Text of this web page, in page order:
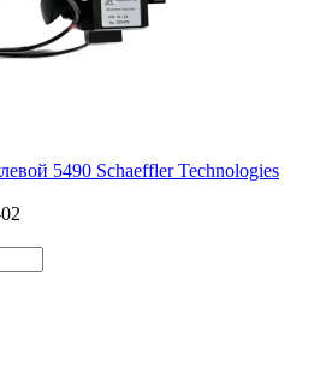
5490 Schaeffler Technologies